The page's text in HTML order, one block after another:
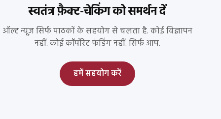
स्वतंत्र फ़ैक्ट-चेकिंग को समर्थन दें
ऑल्ट न्यूज़ सिर्फ पाठकों के सहयोग से चलता है. कोई विज्ञापन
नहीं. कोई कॉर्पोरेट फंडिंग नहीं. सिर्फ आप.
हमें सहयोग करें